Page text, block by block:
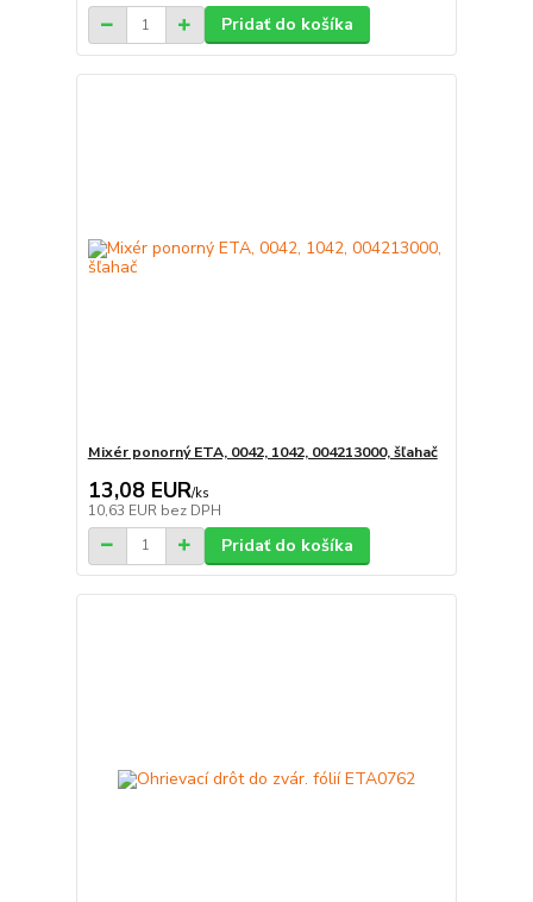
Pridať do košíka
Mixér ponorný ETA, 0042, 1042, 004213000, šľahač
13,08 EUR/ks
10,63 EUR bez DPH
Pridať do košíka